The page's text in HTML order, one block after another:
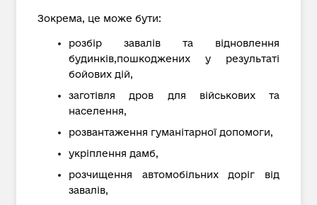
Зокрема, це може бути:
розбір завалів та відновлення
будинків,пошкоджених у результаті
бойових дій,
заготівля дров для військових та
населення,
розвантаження гуманітарної допомоги,
укріплення дамб,
розчищення автомобільних доріг від
завалів,